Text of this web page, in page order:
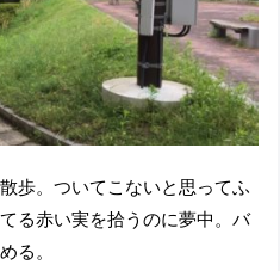
歩。ついてこないと思ってふ
る赤い実を拾うのに夢中。バ
る。